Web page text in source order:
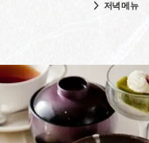
저녁 메뉴